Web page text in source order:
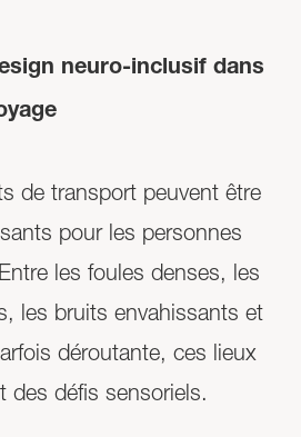
neuro-inclusif dans
de transport peuvent être
pour les personnes
les foules denses, les
les bruits envahissants et
déroutante, ces lieux
des défis sensoriels.